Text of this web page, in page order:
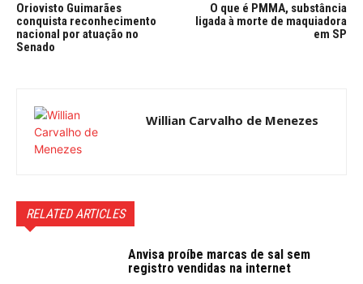
Oriovisto Guimarães
conquista reconhecimento
nacional por atuação no
Senado
O que é PMMA, substância
ligada à morte de maquiadora
em SP
Willian Carvalho de Menezes
RELATED ARTICLES
Anvisa proíbe marcas de sal sem
registro vendidas na internet